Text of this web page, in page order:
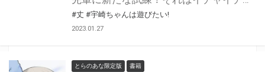
#丈 #宇崎ちゃんは遊びたい!
2023.01.27
とらのあな限定版 書籍